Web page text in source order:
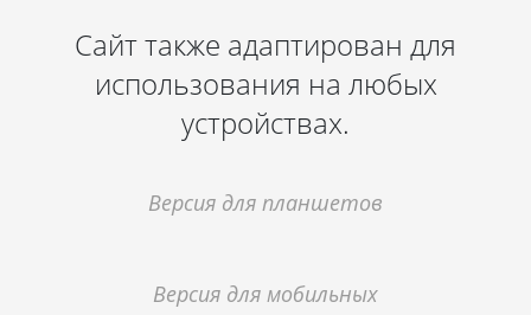
Сайт также адаптирован для
использования на любых
устройствах.
Версия для планшетов
Версия для мобильных